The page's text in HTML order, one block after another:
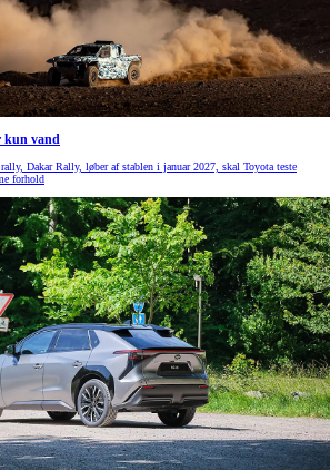
kun vand
Dakar Rally, løber af stablen i januar 2027, skal Toyota teste
forhold